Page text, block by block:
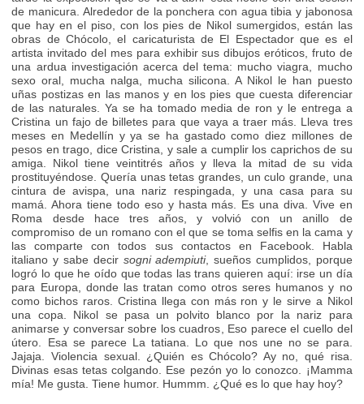
de manicura. Alrededor de la ponchera con agua tibia y jabonosa
que hay en el piso, con los pies de Nikol sumergidos, están las
obras de Chócolo, el caricaturista de El Espectador que es el
artista invitado del mes para exhibir sus dibujos eróticos, fruto de
una ardua investigación acerca del tema: mucho viagra, mucho
sexo oral, mucha nalga, mucha silicona. A Nikol le han puesto
uñas postizas en las manos y en los pies que cuesta diferenciar
de las naturales. Ya se ha tomado media de ron y le entrega a
Cristina un fajo de billetes para que vaya a traer más. Lleva tres
meses en Medellín y ya se ha gastado como diez millones de
pesos en trago, dice Cristina, y sale a cumplir los caprichos de su
amiga. Nikol tiene veintitrés años y lleva la mitad de su vida
prostituyéndose. Quería unas tetas grandes, un culo grande, una
cintura de avispa, una nariz respingada, y una casa para su
mamá. Ahora tiene todo eso y hasta más. Es una diva. Vive en
Roma desde hace tres años, y volvió con un anillo de
compromiso de un romano con el que se toma selfis en la cama y
las comparte con todos sus contactos en Facebook. Habla
italiano y sabe decir sogni adempiuti, sueños cumplidos, porque
logró lo que he oído que todas las trans quieren aquí: irse un día
para Europa, donde las tratan como otros seres humanos y no
como bichos raros. Cristina llega con más ron y le sirve a Nikol
una copa. Nikol se pasa un polvito blanco por la nariz para
animarse y conversar sobre los cuadros, Eso parece el cuello del
útero. Esa se parece La tatiana. Lo que nos une no se para.
Jajaja. Violencia sexual. ¿Quién es Chócolo? Ay no, qué risa.
Divinas esas tetas colgando. Ese pezón yo lo conozco. ¡Mamma
mía! Me gusta. Tiene humor. Hummm. ¿Qué es lo que hay hoy?